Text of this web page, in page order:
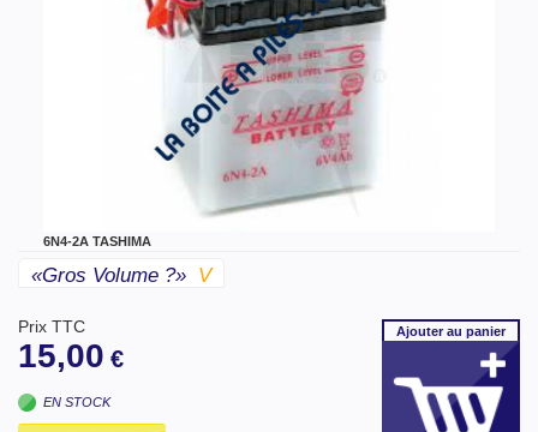
6N4-2A TASHIMA
«gros Volume ?» V
Prix TTC
15,00 €
EN STOCK
Ajouterau panier